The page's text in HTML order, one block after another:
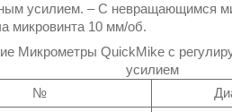
усилием. – С невращающимся
микровинта 10 мм/об.
Микрометры QuickMike с
усилием
№